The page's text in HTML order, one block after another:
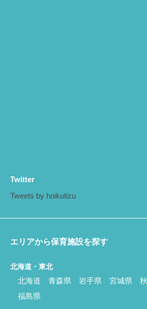
Twitter
Tweets by hoikutizu
エリアから保育施設を探す
北海道・東北
北海道 青森県 岩手県 宮城県
福島県